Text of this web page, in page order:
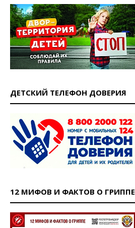
ДЕТСКИЙ ТЕЛЕФОН ДОВЕРИЯ
12 МИФОВ И ФАКТОВ О ГРИППЕ